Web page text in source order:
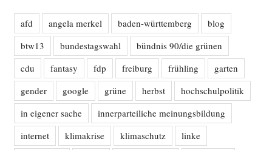
afd angela merkel baden-württemberg
blog
btw13
bundestagswahl
bündnis 90/die grünen
cdu
fantasy fdp freiburg frühling
garten
gender
google grüne herbst
hochschulpolitik
in eigener sache
innerparteiliche meinungsbildung
internet
klimakrise klimaschutz linke